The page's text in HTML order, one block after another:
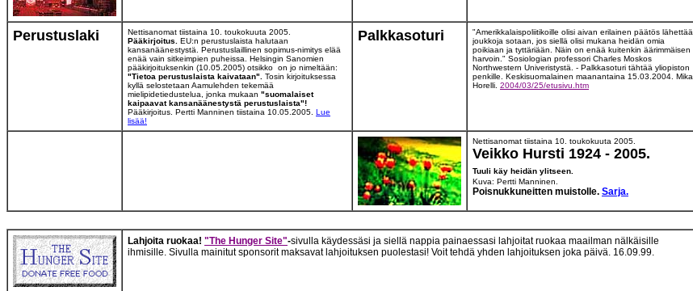
Perustuslaki
Nettisanomat tiistaina 10. toukokuuta 2005.
Pääkirjoitus.
EU:n perustuslaista halutaan
kansanäänestystä. Perustuslaillinen sopimus-nimitys elää
enää vain sitkeimpien puheissa. Helsingin Sanomien
pääkirjoituksenkin (10.05.2005) otsikko on jo nimeltään:
"Tietoa perustuslaista kaivataan".
Tosin kirjoituksessa
kyllä selostetaan Aamulehden tekemää
mielipidetiedustelua, jonka mukaan "suomalaiset
kaipaavat kansanäänestystä perustuslaista"!
Pääkirjoitus. Pertti Manninen tiistaina 10.05.2005. Lue
lisää!
Palkkasoturi
"Amerikkalaispoliitikoille olisi aivan erilainen päätös lähettää
joukkoja sotaan, jos siellä olisi mukana heidän omia
poikiaan ja tyttäriään. Näin on enää kuitenkin äärimmäisen
harvoin." Sosiologian professori Charles Moskos
Northwestern Univeristystä. - Palkkasoturi tähtää yliopiston
penkille. Keskisuomalainen maanantaina 15.03.2004. Mika
Horelli. 2004/03/25/etusivu.htm
Nettisanomat tiistaina 10. toukokuuta 2005.
Veikko Hursti 1924 - 2005.
Tuuli käy heidän ylitseen.
Kuva: Pertti Manninen.
Poisnukkuneitten muistolle. Sarja.
Lahjoita ruokaa! "The Hunger Site"-sivulla käydessäsi ja siellä nappia painaessasi lahjoitat ruokaa maailman nälkäisille
ihmisille. Sivulla mainitut sponsorit maksavat lahjoituksen puolestasi! Voit tehdä yhden lahjoituksen joka päivä. 16.09.99.